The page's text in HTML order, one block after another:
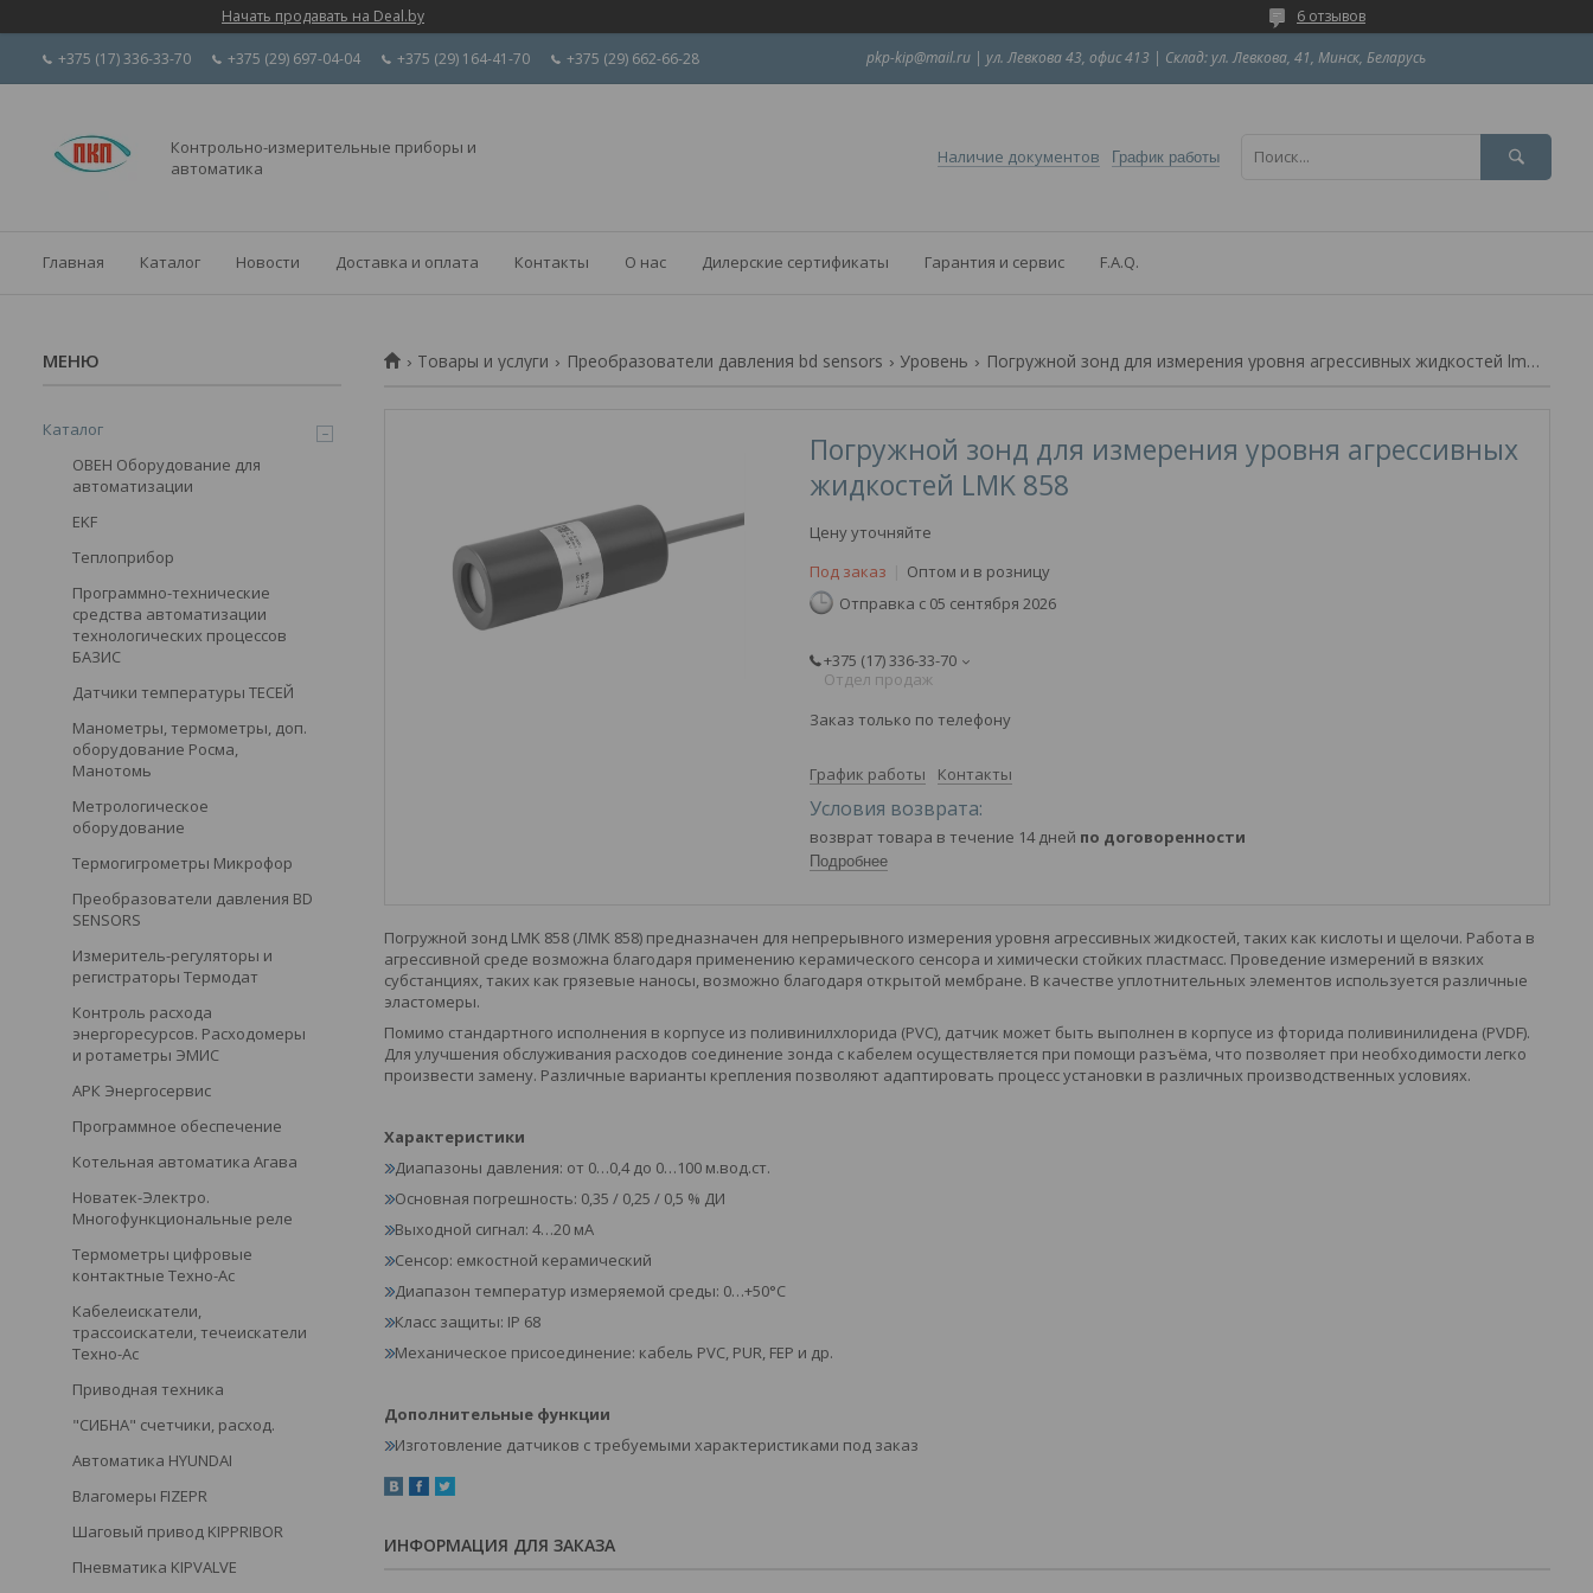
Начать продавать на Deal.by 6 отзывов
+375 (17) 336-33-70 +375 (29) 697-04-04 +375 (29) 164-41-70 +375 (29) 662-66-28 pkp-kip@mail.ru | ул. Левкова 43, офис 413 | Склад: ул. Левкова, 41, Минск, Беларусь
Контрольно-измерительные приборы и
автоматика
Наличие документов График работы
Главная Каталог Новости Доставка и оплата Контакты О нас Дилерские сертификаты Гарантия и сервис F.A.Q.
Товары и услуги Преобразователи давления bd sensors Уровень Погружной зонд для измерения уровня агрессивных жидкостей lmk 858
Погружной зонд для измерения уровня агрессивных
жидкостей LMK 858
Цену уточняйте
Под заказ
Оптом и в розницу
Отправка с 05 сентября 2026
+375 (17) 336-33-70
Отдел продаж
Заказ только по телефону
График работы Контакты
возврат товара в течение 14 дней по договоренности
Подробнее
Погружной зонд LMK 858 (ЛМК 858) предназначен для непрерывного измерения уровня агрессивных жидкостей, таких как кислоты и щелочи. Работа в
агрессивной среде возможна благодаря применению керамического сенсора и химически стойких пластмасс. Проведение измерений в вязких
субстанциях, таких как грязевые наносы, возможно благодаря открытой мембране. В качестве уплотнительных элементов используется различные
эластомеры.
Помимо стандартного исполнения в корпусе из поливинилхлорида (PVC), датчик может быть выполнен в корпусе из фторида поливинилидена (PVDF).
Для улучшения обслуживания расходов соединение зонда с кабелем осуществляется при помощи разъёма, что позволяет при необходимости легко
произвести замену. Различные варианты крепления позволяют адаптировать процесс установки в различных производственных условиях.
Характеристики
Диапазоны давления: от 0…0,4 до 0…100 м.вод.ст.
Основная погрешность: 0,35 / 0,25 / 0,5 % ДИ
Выходной сигнал: 4…20 мA
Сенсор: емкостной керамический
Диапазон температур измеряемой среды: 0…+50°C
Класс защиты: IP 68
Механическое присоединение: кабель PVC, PUR, FEP и др.
Дополнительные функции
Изготовление датчиков с требуемыми характеристиками под заказ
ИНФОРМАЦИЯ ДЛЯ ЗАКАЗА
Каталог
ОВЕН Оборудование для
автоматизации
EKF
Теплоприбор
Программно-технические
средства автоматизации
технологических процессов
БАЗИС
Датчики температуры ТЕСЕЙ
Манометры, термометры, доп.
оборудование Росма,
Манотомь
Метрологическое
оборудование
Термогигрометры Микрофор
Преобразователи давления BD
SENSORS
Измеритель-регуляторы и
регистраторы Термодат
Контроль расхода
энергоресурсов. Расходомеры
и ротаметры ЭМИС
АРК Энергосервис
Программное обеспечение
Котельная автоматика Агава
Новатек-Электро.
Многофункциональные реле
Термометры цифровые
контактные Техно-Ас
Кабелеискатели,
трассоискатели, течеискатели
Техно-Ас
Приводная техника
"СИБНА" счетчики, расход.
Автоматика HYUNDAI
Влагомеры FIZEPR
Шаговый привод KIPPRIBOR
Пневматика KIPVALVE